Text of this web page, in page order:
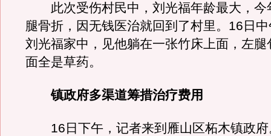
此次受伤村民中，刘光福年龄最大，今
腿骨折，因无钱医治就回到了村里。16日
刘光福家中，见他躺在一张竹床上面，左腿
面全是草药。
镇政府多渠道筹措治疗费用
16日下午，记者来到雁山区柘木镇政府